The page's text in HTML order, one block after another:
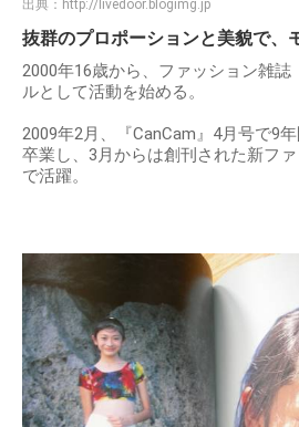
出典： http://livedoor.blogimg.jp
抜群のプロポーションと美貌で、
2000年16歳から、ファッション雑誌
ルとして活動を始める。
2009年2月、『CanCam』4月号で9
卒業し、3月からは創刊された新ファ
で活躍。